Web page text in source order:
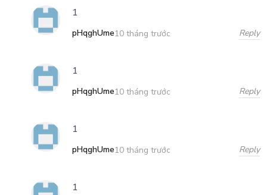
1
pHqghUme10 tháng trước Reply
1
pHqghUme10 tháng trước Reply
1
pHqghUme10 tháng trước Reply
1